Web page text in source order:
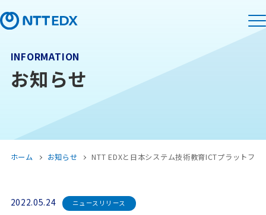
INFORMATION
お知らせ
ホーム お知らせ NTT EDXと日本システム技術教育ICTプラットフ
2022.05.24 ニュースリリース